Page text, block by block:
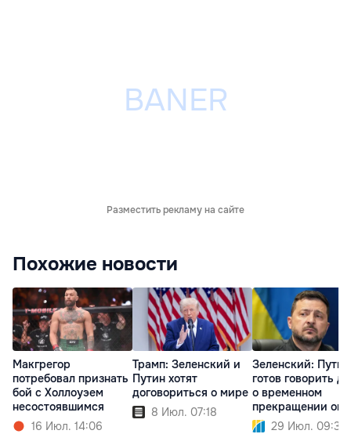
Разместить рекламу на сайте
Похожие новости
Макгрегор
потребовал признать
бой с Холлоуэем
несостоявшимся
16 Июл. 14:06
Трамп: Зеленский и
Путин хотят
договориться о мире
8 Июл. 07:18
Зеленский:
готов говорить
о временном
прекращении
29 Июл. 09:32